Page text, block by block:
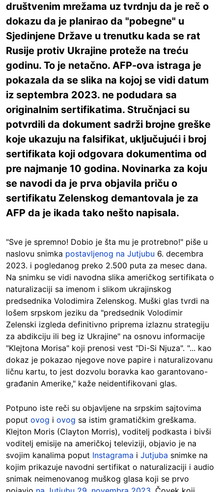
društvenim mrežama uz tvrdnju da je reč o
dokazu da je planirao da "pobegne" u
Sjedinjene Države u trenutku kada se rat
Rusije protiv Ukrajine proteže na treću
godinu. To je netačno. AFP-ova istraga je
pokazala da se slika na kojoj se vidi datum
iz septembra 2023. ne podudara sa
originalnim sertifikatima. Stručnjaci su
potvrdili da dokument sadrži brojne greške
koje ukazuju na falsifikat, uključujući i broj
sertifikata koji odgovara dokumentima od
pre najmanje 10 godina. Novinarka za koju
se navodi da je prva objavila priču o
sertifikatu Zelenskog demantovala je za
AFP da je ikada tako nešto napisala.
"Sve je spremno! Dobio je šta mu je protrebno!" piše u
naslovu snimka postavljenog na Jutjubu 6. decembra
2023. i pogledanog preko 2.500 puta za mesec dana.
Na snimku se vidi navodna slika američkog sertifikata o
naturalizaciji sa imenom i slikom ukrajinskog
predsednika Volodimira Zelenskog. Muški glas tvrdi na
lošem srpskom jeziku da "predsednik Volodimir
Zelenski izgleda definitivno priprema izlaznu strategiju
za abdikciju ili beg iz Ukrajine" na osnovu informacije
"Klejtona Morisa" koji prenosi vest "Di-Si Njuza". "... kao
dokaz je pokazao njegove nove papire i naturalizovanu
ličnu kartu, to jest dozvolu boravka kao garantovano-
građanin Amerike," kaže neidentifikovani glas.
Potpuno iste reči su objavljene na srpskim sajtovima
poput ovog i ovog sa istim gramatičkim greškama.
Klejton Moris (Clayton Morris), voditelj podkasta i bivši
voditelj emisije na američkoj televiziji, objavio je na
svojim kanalima poput Instagrama i Jutjuba snimke na
kojim prikazuje navodni sertifikat o naturalizaciji i audio
snimak neimenovanog muškog glasa koji se prvo